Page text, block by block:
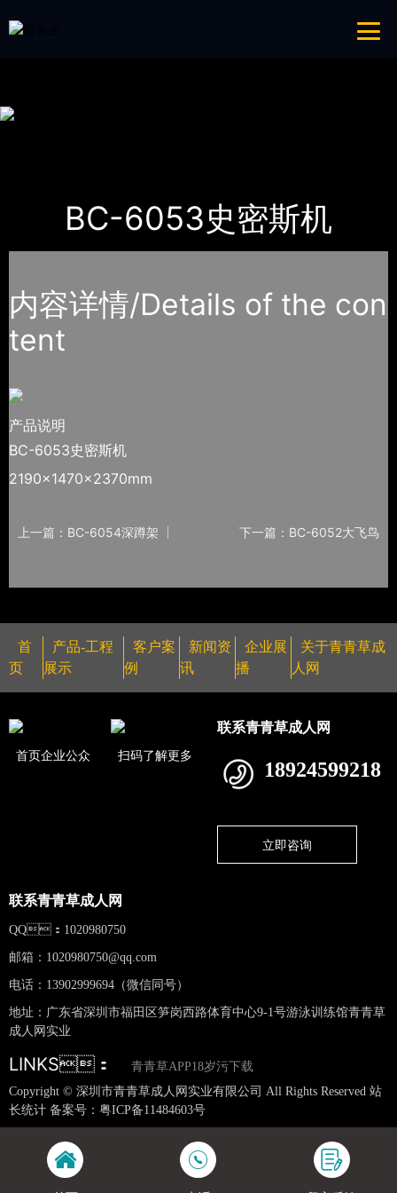
导航
网站地图
BC-6053史密斯机
内容详情/Details of the con
tent
产品说明
BC-6053史密斯机
2190×1470×2370mm
上一篇：BC-6054深蹲架 下一篇：BC-6052大飞鸟
首
页
产品-工程
展示
客户案
例
新闻资
讯
企业展
播
关于青青草成
人网
首页企业公众 扫码了解更多
联系青青草成人网
18924599218
立即咨询
联系青青草成人网
QQ：1020980750
邮箱： 1020980750@qq.com
电话：13902999694（微信同号）
地址：广东省深圳市福田区笋岗西路体育中心9-1号游泳训练馆青青草
成人网实业
LINKS：
青青草APP18岁污下载
Copyright © 深圳市青青草成人网实业有限公司 All Rights Reserved 站
长统计 备案号： 粤ICP备11484603号
网站地图